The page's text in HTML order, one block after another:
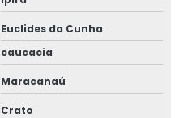
Euclides da Cunha
caucacia
Maracanaú
Crato